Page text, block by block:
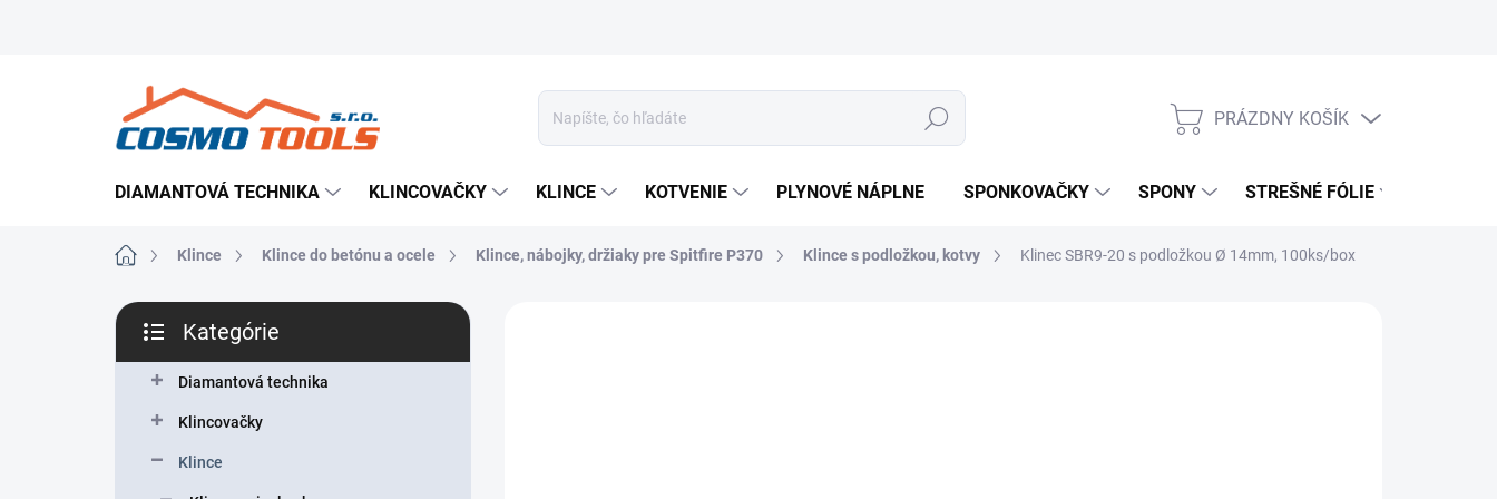
Hľadať
NÁKUPNÝ
PRÁZDNY KOŠÍK
DIAMANTOVÁ TECHNIKA KLINCOVAČKY KLINCE KOTVENIE PLYNOVÉ NÁPLNE SPONKOVAČKY SPONY STREŠNÉ FÓLIE
DomovKlince Klince do betónu a ocele Klince, nábojky, držiaky pre Spitfire P370 Klince s podložkou, kotvy Klinec SBR9-20 s podložkou Ø 14mm, 100ks/box
B
č
kategórie
Kategórie
Diamantová technika
Klincovačky
Klince